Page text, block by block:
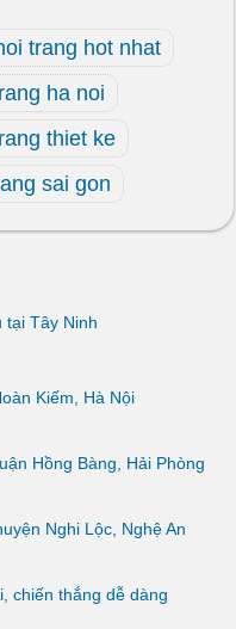
trang hot nhat
ha noi
thiet ke
sai gon
tại Tây Ninh
Kiếm, Hà Nội
Hồng Bàng, Hải Phòng
Nghi Lộc, Nghệ An
chiến thắng dễ dàng